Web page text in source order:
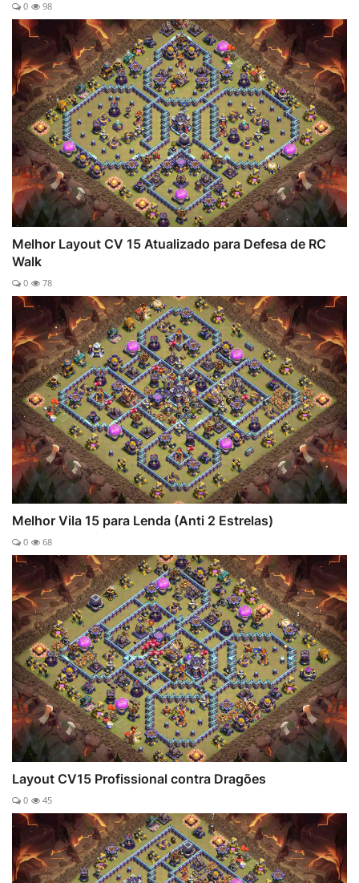
0 98
Melhor Layout CV 15 Atualizado para Defesa de RC
Walk
0 78
Melhor Vila 15 para Lenda (Anti 2 Estrelas)
0 68
Layout CV15 Profissional contra Dragões
0 45